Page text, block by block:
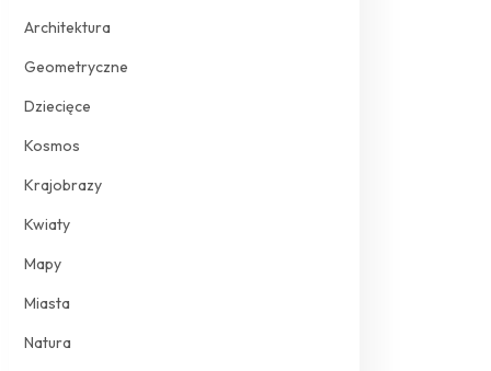
Architektura
Geometryczne
Dziecięce
Kosmos
Krajobrazy
Kwiaty
Mapy
Miasta
Natura